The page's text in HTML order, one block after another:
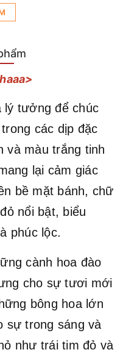
lý tưởng để chúc
các dịp đặc
và màu trắng tinh
lại cảm giác
bề mặt bánh, chữ
nổi bật, biểu
phúc lộc.
cành hoa đào
cho sự tươi mới
bông hoa lớn
sự trong sáng và
như trái tim đỏ và